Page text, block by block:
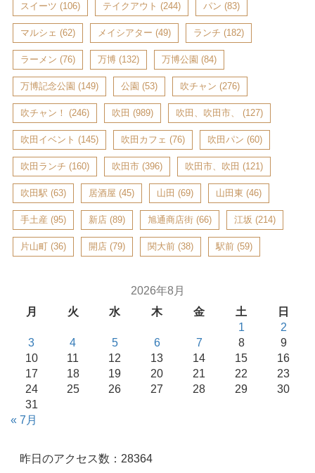
スイーツ (106) テイクアウト (244) パン (83)
マルシェ (62) メイシアター (49) ランチ (182)
ラーメン (76) 万博 (132) 万博公園 (84)
万博記念公園 (149) 公園 (53) 吹チャン (276)
吹チャン！ (246) 吹田 (989) 吹田、吹田市、 (127)
吹田イベント (145) 吹田カフェ (76) 吹田パン (60)
吹田ランチ (160) 吹田市 (396) 吹田市、吹田 (121)
吹田駅 (63) 居酒屋 (45) 山田 (69) 山田東 (46)
手土産 (95) 新店 (89) 旭通商店街 (66) 江坂 (214)
片山町 (36) 開店 (79) 関大前 (38) 駅前 (59)
2026年8月
月
火 水 木 金 土
日
1
2
3
4 5 6 7 8
9
10
11 12 13 14 15
16
17
18 19 20 21 22
23
24
25 26 27 28 29
30
31
« 7月
昨日のアクセス数：28364